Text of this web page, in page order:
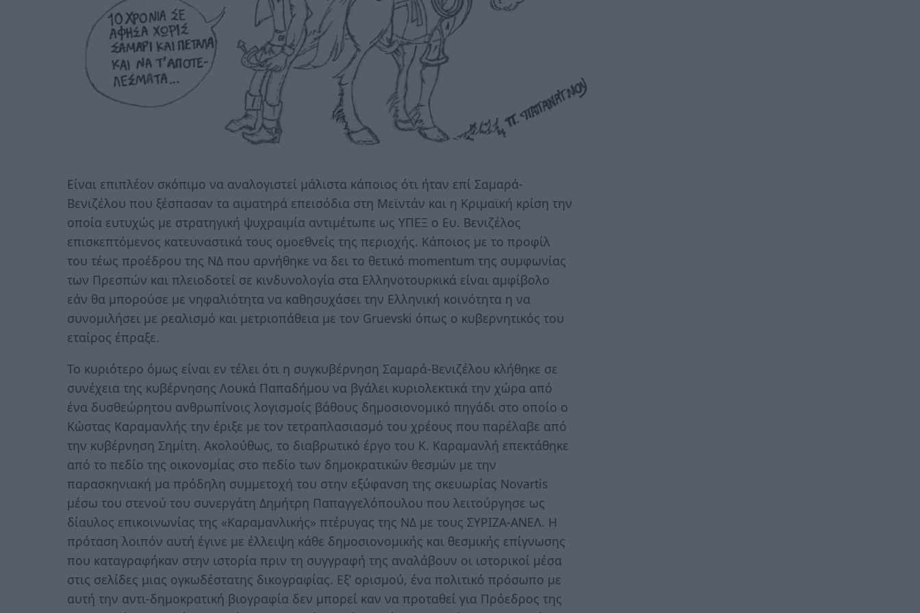
Είναι επιπλέον σκόπιμο να αναλογιστεί μάλιστα κάποιος ότι ήταν επί Σαμαρά-
Βενιζέλου που ξέσπασαν τα αιματηρά επεισόδια στη Μεϊντάν και η Κριμαϊκή κρίση την
οποία ευτυχώς με στρατηγική ψυχραιμία αντιμέτωπε ως ΥΠΕΞ ο Ευ. Βενιζέλος
επισκεπτόμενος κατευναστικά τους ομοεθνείς της περιοχής. Κάποιος με το προφίλ
του τέως προέδρου της ΝΔ που αρνήθηκε να δει το θετικό momentum της συμφωνίας
των Πρεσπών και πλειοδοτεί σε κινδυνολογία στα Ελληνοτουρκικά είναι αμφίβολο
εάν θα μπορούσε με νηφαλιότητα να καθησυχάσει την Ελληνική κοινότητα η να
συνομιλήσει με ρεαλισμό και μετριοπάθεια με τον Gruevski όπως ο κυβερνητικός του
εταίρος έπραξε.
Το κυριότερο όμως είναι εν τέλει ότι η συγκυβέρνηση Σαμαρά-Βενιζέλου κλήθηκε σε
συνέχεια της κυβέρνησης Λουκά Παπαδήμου να βγάλει κυριολεκτικά την χώρα από
ένα δυσθεώρητου ανθρωπίνοις λογισμοίς βάθους δημοσιονομικό πηγάδι στο οποίο ο
Κώστας Καραμανλής την έριξε με τον τετραπλασιασμό του χρέους που παρέλαβε από
την κυβέρνηση Σημίτη. Ακολούθως, το διαβρωτικό έργο του Κ. Καραμανλή επεκτάθηκε
από το πεδίο της οικονομίας στο πεδίο των δημοκρατικών θεσμών με την
παρασκηνιακή μα πρόδηλη συμμετοχή του στην εξύφανση της σκευωρίας Novartis
μέσω του στενού του συνεργάτη Δημήτρη Παπαγγελόπουλου που λειτούργησε ως
δίαυλος επικοινωνίας της «Καραμανλικής» πτέρυγας της ΝΔ με τους ΣΥΡΙΖΑ-ΑΝΕΛ. Η
πρόταση λοιπόν αυτή έγινε με έλλειψη κάθε δημοσιονομικής και θεσμικής επίγνωσης
που καταγραφήκαν στην ιστορία πριν τη συγγραφή της αναλάβουν οι ιστορικοί μέσα
στις σελίδες μιας ογκωδέστατης δικογραφίας. Εξ’ ορισμού, ένα πολιτικό πρόσωπο με
αυτή την αντι-δημοκρατική βιογραφία δεν μπορεί καν να προταθεί για Πρόεδρος της